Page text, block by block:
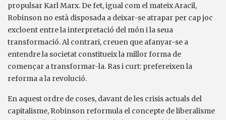
propulsar Karl Marx. De fet, igual com el mateix Aracil,
Robinson no està disposada a deixar-se atrapar per cap joc
excloent entre la interpretació del món i la seua
transformació. Al contrari, creuen que afanyar-se a
entendre la societat constitueix la millor forma de
començar a transformar-la. Ras i curt: prefereixen la
reforma a la revolució.
En aquest ordre de coses, davant de les crisis actuals del
capitalisme, Robinson reformula el concepte de liberalisme